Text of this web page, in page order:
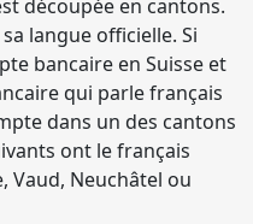
découpée en cantons.
langue officielle. Si
bancaire en Suisse et
qui parle français
dans un des cantons
ont le français
Vaud, Neuchâtel ou